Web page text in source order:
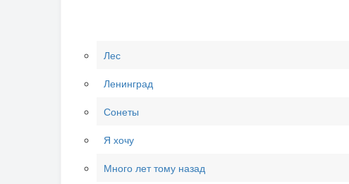
Лес
Ленинград
Сонеты
Я хочу
Много лет тому назад